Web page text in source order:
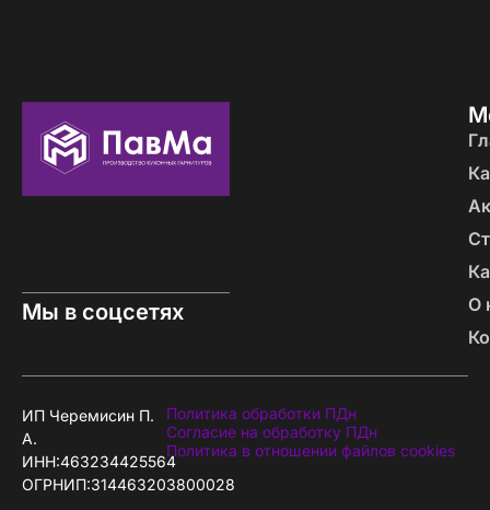
Мы в соцсетях
О
ИП Черемисин П.
А.
ИНН:463234425564
ОГРНИП:314463203800028
Политика обработки ПДн
Согласие на обработку ПДн
Политика в отношении файлов cookies